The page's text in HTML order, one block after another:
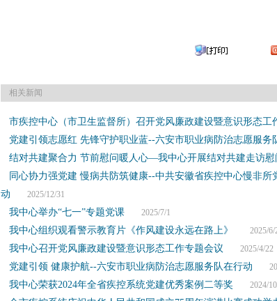
相关新闻
市疾控中心（市卫生监督所）召开党风廉政建设暨意识形态工
党建引领志愿红 先锋守护职业蓝--六安市职业病防治志愿服务
结对共建聚合力 节前慰问暖人心—我中心开展结对共建走访慰
同心协力强党建 慢病共防筑健康--中共安徽省疾控中心慢非
动 2025/12/31
我中心举办“七一”专题党课2025/7/1
我中心组织观看警示教育片《作风建设永远在路上》 2025/6/
我中心召开党风廉政建设暨意识形态工作专题会议 2025/4/22
党建引领 健康护航--六安市职业病防治志愿服务队在行动
我中心荣获2024年全省疾控系统党建优秀案例二等奖 2024/